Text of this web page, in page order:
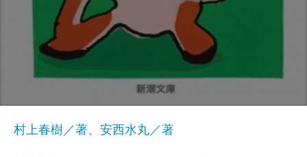
村上春樹／著、安西水丸／著